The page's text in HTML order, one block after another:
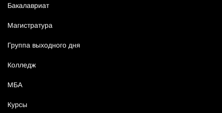
Бакалавриат
Магистратура
Группа выходного дня
Колледж
МБА
Курсы